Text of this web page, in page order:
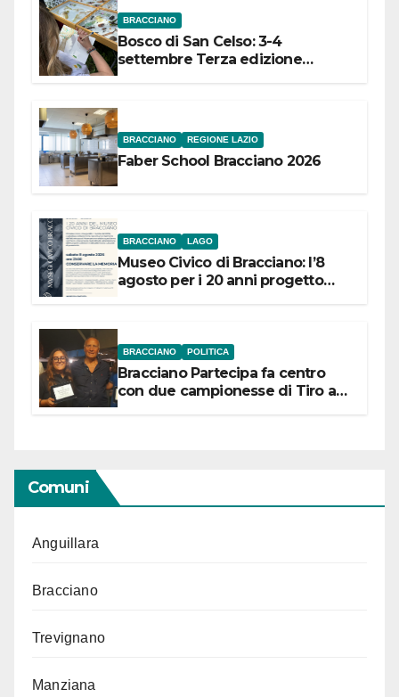
BRACCIANO
Bosco di San Celso: 3-4
settembre Terza edizione
BRACCIANO REGIONE LAZIO
Faber School Bracciano 2026
BRACCIANO LAGO
Museo Civico di Bracciano: l’8
agosto per i 20 anni progetto
BRACCIANO POLITICA
Bracciano Partecipa fa centro
con due campionesse di Tiro a
Comuni
Anguillara
Bracciano
Trevignano
Manziana